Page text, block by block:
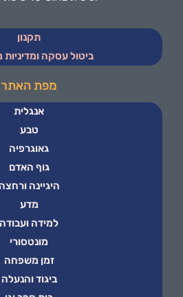
תקנון
ביטול עסקה ומדיניות
מפת האתר
אנגלית
טבע
גאוגרפיה
גוף האדם
היגיינה ורחצה
מדע
למידה ועבודה
מונטסורי
זמן משפחה
ביגוד והנעלה